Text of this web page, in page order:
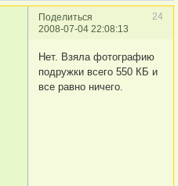
Поделиться
24
2008-07-04 22:08:13
Нет. Взяла фотографию
подружки всего 550 КБ и
все равно ничего.